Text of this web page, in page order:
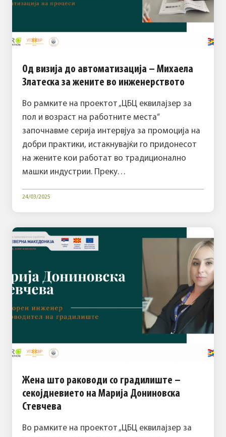
Од визија до автоматизација – Михаела
Златеска за жените во инженерството
Во рамките на проектот „ЦБЦ еквилајзер за
пол и возраст на работните места“
започнавме серија интервјуа за промоција на
добри практики, истакнувајќи го придонесот
на жените кои работат во традиционално
машки индустрии. Преку…
24/03/2025
Жена што раководи со градилиште –
секојдневието на Марија Дониновска
Стевчева
Во рамките на проектот „ЦБЦ еквилајзер за